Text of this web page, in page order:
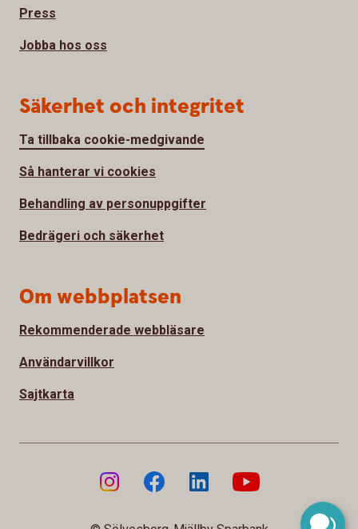
Press
Jobba hos oss
Säkerhet och integritet
Ta tillbaka cookie-medgivande
Så hanterar vi cookies
Behandling av personuppgifter
Bedrägeri och säkerhet
Om webbplatsen
Rekommenderade webbläsare
Användarvillkor
Sajtkarta